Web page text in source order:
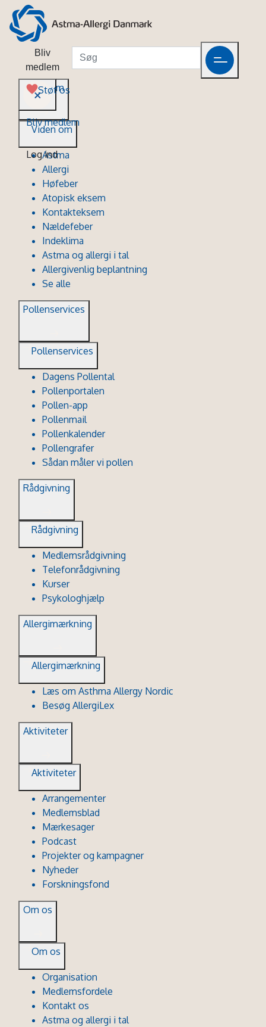
Bliv
medlem
Støt os
Bliv medlem
Log ind
Viden om
Viden om
Astma
Allergi
Høfeber
Atopisk eksem
Kontakteksem
Nældefeber
Indeklima
Astma og allergi i tal
Allergivenlig beplantning
Se alle
Pollenservices
Pollenservices
Dagens Pollental
Pollenportalen
Pollen-app
Pollenmail
Pollenkalender
Pollengrafer
Sådan måler vi pollen
Rådgivning
Rådgivning
Medlemsrådgivning
Telefonrådgivning
Kurser
Psykologhjælp
Allergimærkning
Allergimærkning
Læs om Asthma Allergy Nordic
Besøg AllergiLex
Aktiviteter
Aktiviteter
Arrangementer
Medlemsblad
Mærkesager
Podcast
Projekter og kampagner
Nyheder
Forskningsfond
Om os
Om os
Organisation
Medlemsfordele
Kontakt os
Astma og allergi i tal